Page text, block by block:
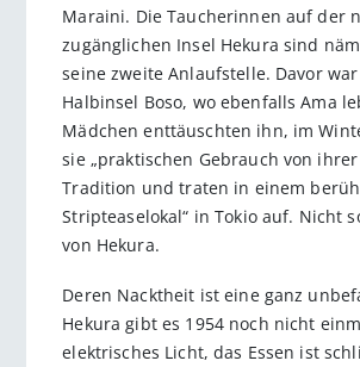
Maraini. Die Taucherinnen auf der
zugänglichen Insel Hekura sind
seine zweite Anlaufstelle. Davor
Halbinsel Boso, wo ebenfalls Ama
Mädchen enttäuschten ihn, im
sie „praktischen Gebrauch von
Tradition und traten in einem
Stripteaselokal“ in Tokio auf. Nicht
von Hekura.
Deren Nacktheit ist eine ganz
Hekura gibt es 1954 noch nicht
elektrisches Licht, das Essen ist